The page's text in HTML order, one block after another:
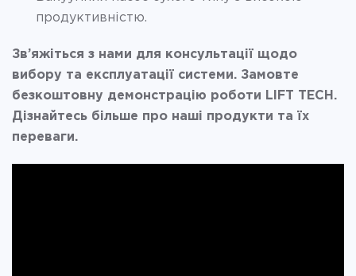
продуктивністю.
Зв’яжіться з нами для консультації щодо
вибору та експлуатації системи. Замовте
безкоштовну демонстрацію роботи LIFT TECH.
Дізнайтесь більше про наші продукти та їх
переваги.